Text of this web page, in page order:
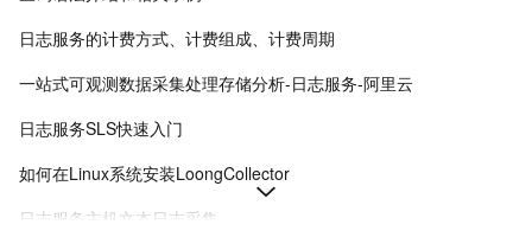
日志服务的计费方式、计费组成、计费周期
一站式可观测数据采集处理存储分析-日志服务-阿里云
日志服务SLS快速入门
如何在Linux系统安装LoongCollector
日志服务主机文本日志采集